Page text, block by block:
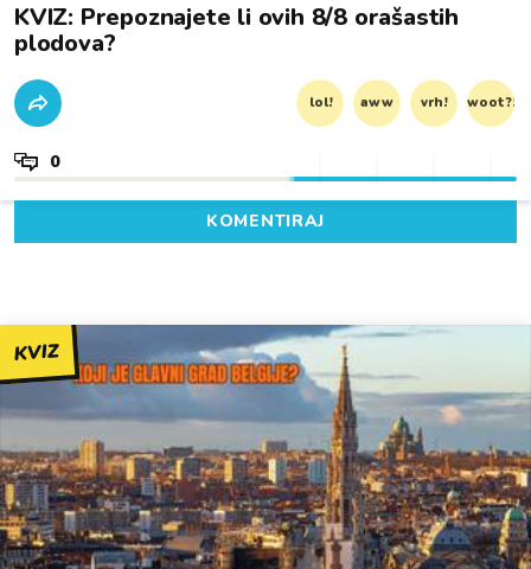
KVIZ: Prepoznajete li ovih 8/8 orašastih
plodova?
lol! aww vrh! woot?!
0
KOMENTIRAJ
KVIZ